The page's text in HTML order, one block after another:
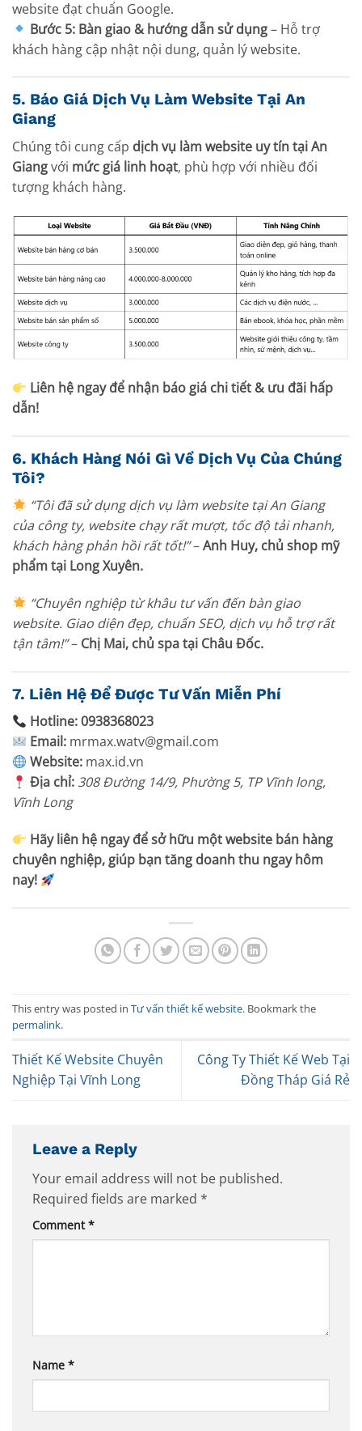
website đạt chuẩn Google.
Bước 5: Bàn giao & hướng dẫn sử dụng– Hỗ trợ
khách hàng cập nhật nội dung, quản lý website.
5. Báo Giá Dịch Vụ Làm Website Tại An
Giang
Chúng tôi cung cấp dịch vụ làm website uy tín tại An
Giangvới mức giá linh hoạt, phù hợp với nhiều đối
tượng khách hàng.
Liên hệ ngay để nhận báo giá chi tiết & ưu đãi hấp
dẫn!
6. Khách Hàng Nói Gì Về Dịch Vụ Của Chúng
Tôi?
“Tôi đã sử dụng dịch vụ làm website tại An Giang
của công ty, website chạy rất mượt, tốc độ tải nhanh,
khách hàng phản hồi rất tốt!”–Anh Huy, chủ shop mỹ
phẩm tại Long Xuyên.
“Chuyên nghiệp từ khâu tư vấn đến bàn giao
website. Giao diện đẹp, chuẩn SEO, dịch vụ hỗ trợ rất
tận tâm!”– Chị Mai, chủ spa tại Châu Đốc.
7. Liên Hệ Để Được Tư Vấn Miễn Phí
Hotline:0938368023
Email: mrmax.watv@gmail.com
Website: max.id.vn
Địa chỉ: 308 Đường 14/9, Phường 5, TP Vĩnh long,
Vĩnh Long
Hãy liên hệ ngay để sở hữu một website bán hàng
chuyên nghiệp, giúp bạn tăng doanh thu ngay hôm
nay!
This entry was posted in Tư vấn thiết kế website. Bookmark the
permalink.
Thiết Kế Website Chuyên
Nghiệp Tại Vĩnh Long
Công Ty Thiết Kế Web Tại
Đồng Tháp Giá Rẻ
Leave a Reply
Your email address will not be published.
Required fields are marked *
Comment*
Name *